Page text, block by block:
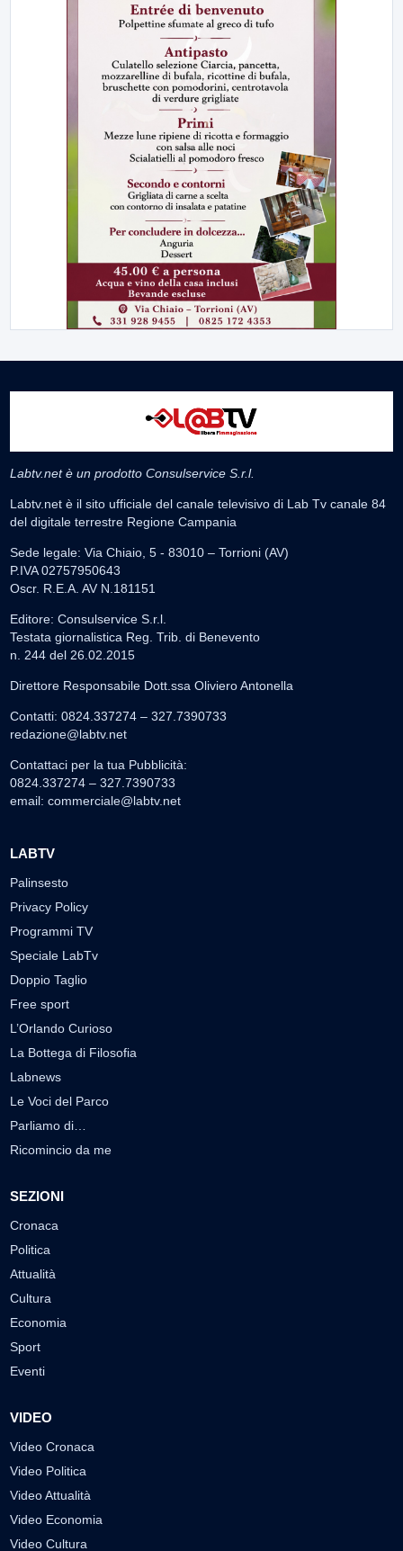
Labtv.net è un prodotto Consulservice S.r.l.
Labtv.net è il sito ufficiale del canale televisivo di Lab Tv canale 84
del digitale terrestre Regione Campania
Sede legale: Via Chiaio, 5 - 83010 – Torrioni (AV)
P.IVA 02757950643
Oscr. R.E.A. AV N.181151
Editore: Consulservice S.r.l.
Testata giornalistica Reg. Trib. di Benevento
n. 244 del 26.02.2015
Direttore Responsabile Dott.ssa Oliviero Antonella
Contatti: 0824.337274 – 327.7390733
redazione@labtv.net
Contattaci per la tua Pubblicità:
0824.337274 – 327.7390733
email: commerciale@labtv.net
LABTV
Palinsesto
Privacy Policy
Programmi TV
Speciale LabTv
Doppio Taglio
Free sport
L’Orlando Curioso
La Bottega di Filosofia
Labnews
Le Voci del Parco
Parliamo di…
Ricomincio da me
SEZIONI
Cronaca
Politica
Attualità
Cultura
Economia
Sport
Eventi
VIDEO
Video Cronaca
Video Politica
Video Attualità
Video Economia
Video Cultura